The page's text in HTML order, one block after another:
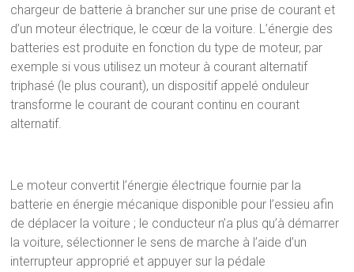
chargeur de batterie à brancher sur une prise de courant et
d’un moteur électrique, le cœur de la voiture. L’énergie des
batteries est produite en fonction du type de moteur, par
exemple si vous utilisez un moteur à courant alternatif
triphasé (le plus courant), un dispositif appelé onduleur
transforme le courant de courant continu en courant
alternatif.
Le moteur convertit l’énergie électrique fournie par la
batterie en énergie mécanique disponible pour l’essieu afin
de déplacer la voiture ; le conducteur n’a plus qu’à démarrer
la voiture, sélectionner le sens de marche à l’aide d’un
interrupteur approprié et appuyer sur la pédale